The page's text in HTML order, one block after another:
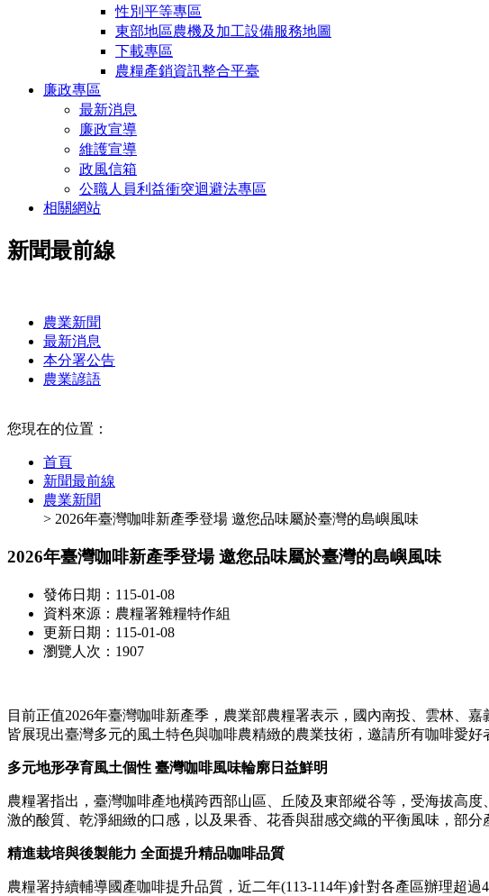
性別平等專區
東部地區農機及加工設備服務地圖
下載專區
農糧產銷資訊整合平臺
廉政專區
最新消息
廉政宣導
維護宣導
政風信箱
公職人員利益衝突迴避法專區
相關網站
新聞最前線
農業新聞
最新消息
本分署公告
農業諺語
您現在的位置：
首頁
新聞最前線
農業新聞
> 2026年臺灣咖啡新產季登場 邀您品味屬於臺灣的島嶼風味
2026年臺灣咖啡新產季登場 邀您品味屬於臺灣的島嶼風味
發佈日期：115-01-08
資料來源：農糧署雜糧特作組
更新日期：115-01-08
瀏覽人次：1907
目前正值2026年臺灣咖啡新產季，農業部農糧署表示，國內南投、雲林、
皆展現出臺灣多元的風土特色與咖啡農精緻的農業技術，邀請所有咖啡愛
多元地形孕育風土個性 臺灣咖啡風味輪廓日益鮮明
農糧署指出，臺灣咖啡產地橫跨西部山區、丘陵及東部縱谷等，受海拔高
激的酸質、乾淨細緻的口感，以及果香、花香與甜感交織的平衡風味，部
精進栽培與後製能力 全面提升精品咖啡品質
農糧署持續輔導國產咖啡提升品質，近二年(113-114年)針對各產區辦理超